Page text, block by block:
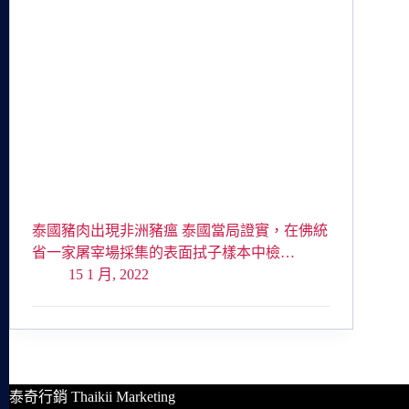
泰國豬肉出現非洲豬瘟 泰國當局證實，在佛統
省一家屠宰場採集的表面拭子樣本中檢…
15 1 月, 2022
泰奇行銷 Thaikii Marketing